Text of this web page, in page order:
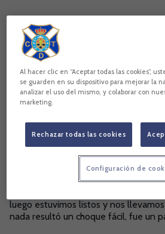
Desde fuera pareció fácil el partido
Castilla. ¿Fue realmente así?
Pienso que no. Ellos arrancaron bien
clave para alcanzar la victoria estuvo
sus errores. El primer gol del Real
luego estuvimos listos y nos
nada resultó un choque fácil, fue un
Al hacer clic en “Aceptar todas las cookies”,
se guarden en su dispositivo para mejorar la
analizar el uso del mismo, y colaborar con
marketing.
Rechazar todas las cookies
Configuración de